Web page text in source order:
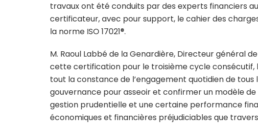
travaux ont été conduits par des experts financiers
certificateur, avec pour support, le cahier des
la norme ISO 17021®.
M. Raoul Labbé de la Genardière, Directeur général
cette certification pour le troisième cycle consécutif,
tout la constance de l’engagement quotidien de tous
gouvernance pour asseoir et confirmer un modèle de
gestion prudentielle et une certaine performance
économiques et financières préjudiciables que